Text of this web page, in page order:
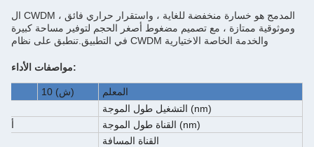
ال CWDM المدمج هو خسارة منخفضة للغاية ، واستقرار حراري فائق ،
وموثوقية ممتازة ، مع تصميم مضغوط أصغر الحجم لتوفير مساحة كبيرة
في التطبيق.تنطبق على نظام CWDM والخدمة الخاصة الاختيارية
مواصفات الأداء:
المعلم 10 (ش)
التشغيل طول الموجة
(nm)
القناة طول الموجة (nm) أو
القناة المسافة